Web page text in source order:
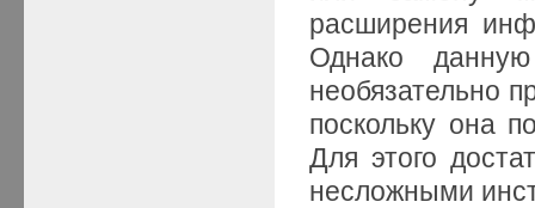
расширения
Однако
необязательно
поскольку она
Для этого
несложными